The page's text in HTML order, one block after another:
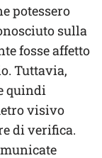
potessero
sulla
fosse affetto
Tuttavia,
quindi
visivo
di verifica.